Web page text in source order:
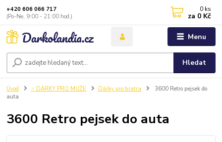
Menu
Hledat
+420 606 066 717
(Po-Ne, 9:00 - 21:00 hod.)
0 ks
za 0 Kč
Úvod ♂️ DÁRKY PRO MUŽE Dárky pro bratra
3600 Retro pejsek do
auta
3600 Retro pejsek do auta